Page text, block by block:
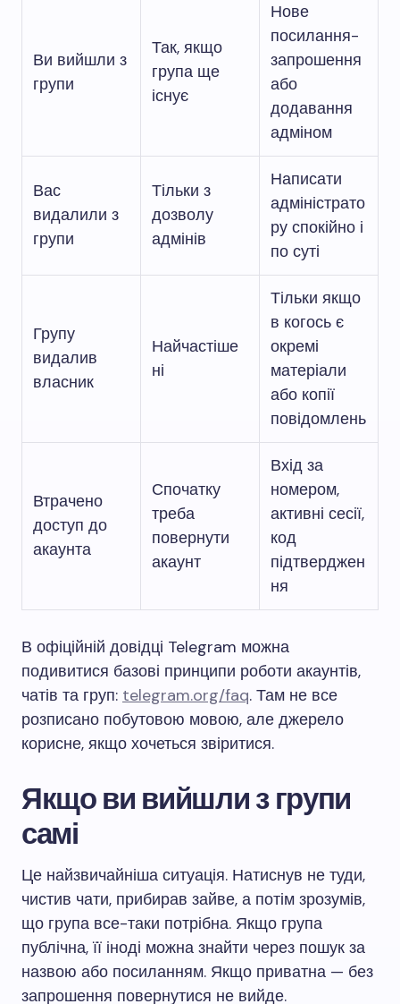
Ви вийшли з
групи
Так, якщо
група ще
існує
Нове
посилання-
запрошення
або
додавання
адміном
Вас
видалили з
групи
Тільки з
дозволу
адмінів
Написати
адміністрато
ру спокійно і
по суті
Групу
видалив
власник
Найчастіше
ні
Тільки якщо
в когось є
окремі
матеріали
або копії
повідомлень
Втрачено
доступ до
акаунта
Спочатку
треба
повернути
акаунт
Вхід за
номером,
активні сесії,
код
підтверджен
ня
В офіційній довідці Telegram можна
подивитися базові принципи роботи акаунтів,
чатів та груп: telegram.org/faq. Там не все
розписано побутовою мовою, але джерело
корисне, якщо хочеться звіритися.
Якщо ви вийшли з групи
самі
Це найзвичайніша ситуація. Натиснув не туди,
чистив чати, прибирав зайве, а потім зрозумів,
що група все-таки потрібна. Якщо група
публічна, її іноді можна знайти через пошук за
назвою або посиланням. Якщо приватна — без
запрошення повернутися не вийде.